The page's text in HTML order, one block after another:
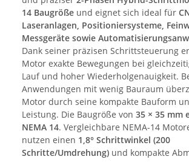
14 Baugröße und eignet sich ideal für
Laseranlagen, Positioniersysteme,
Messgeräte sowie
Dank seiner präzisen Schrittsteuerung
Motor exakte Bewegungen bei
Lauf und hoher Wiederholgenauigkeit.
Anwendungen mit wenig Bauraum
Motor durch seine kompakte Bauform
Leistung. Die Baugröße von 35 × 35 mm
NEMA 14. Vergleichbare NEMA-14
nutzen einen 1,8° Schrittwinkel (200
Schritte/Umdrehung) und kompakte